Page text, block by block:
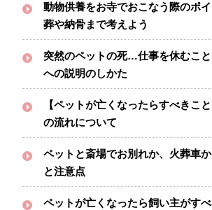
動物供養をお寺でおこなう際のポ
葬や納骨まで考えよう
突然のペットの死…仕事を休むこ
への説明のしかた
【ペットが亡くなったらすべきこ
の流れについて
ペットと斎場でお別れか、火葬車
と注意点
ペットが亡くなったら飼い主がす